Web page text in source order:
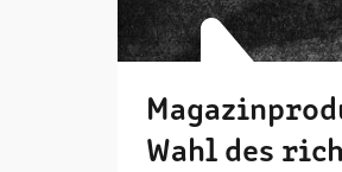
Wahl des